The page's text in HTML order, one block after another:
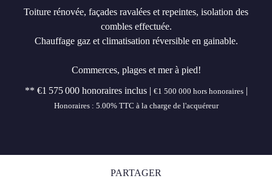
Toiture rénovée, façades ravalées et repeintes, isolation des
combles effectuée.
Chauffage gaz et climatisation réversible en gainable.
Commerces, plages et mer à pied!
** €1 575 000 honoraires inclus | €1 500 000 hors honoraires|
Honoraires : 5.00% TTC à la charge de l'acquéreur
PARTAGER